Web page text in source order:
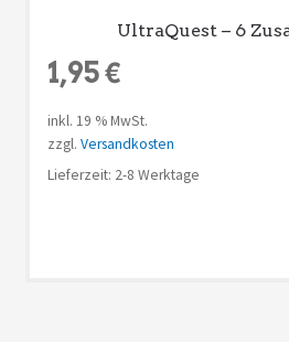
UltraQuest – 6
1,95€
inkl. 19 % MwSt.
zzgl. Versandkosten
Lieferzeit: 2-8 Werktage